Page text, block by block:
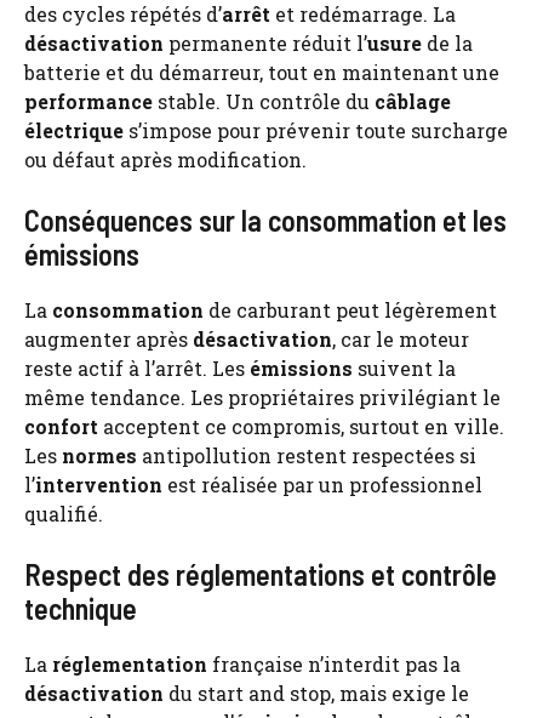
des cycles répétés d’arrêt et redémarrage. La
désactivation permanente réduit l’usure de la
batterie et du démarreur, tout en maintenant une
performance stable. Un contrôle du câblage
électrique s’impose pour prévenir toute surcharge
ou défaut après modification.
Conséquences sur la consommation et les
émissions
La consommation de carburant peut légèrement
augmenter après désactivation, car le moteur
reste actif à l’arrêt. Les émissions suivent la
même tendance. Les propriétaires privilégiant le
confort acceptent ce compromis, surtout en ville.
Les normes antipollution restent respectées si
l’intervention est réalisée par un professionnel
qualifié.
Respect des réglementations et contrôle
technique
La réglementation française n’interdit pas la
désactivation du start and stop, mais exige le